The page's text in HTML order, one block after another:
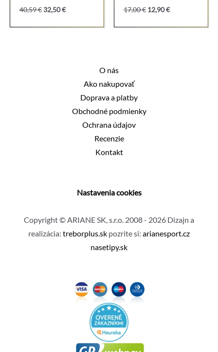
40,59€ Pôvodná
bola:
32,50€Aktuálna
je:
17,00€ Pôvodná
bola:
12,90€Aktuálna
je:
O nás
Ako nakupovať
Doprava a platby
Obchodné podmienky
Ochrana údajov
Recenzie
Kontakt
Nastavenia cookies
Copyright © ARIANE SK, s.r.o. 2008 - 2026 Dizajn a
realizácia: treborplus.sk pozrite si: arianesport.cz
nasetipy.sk